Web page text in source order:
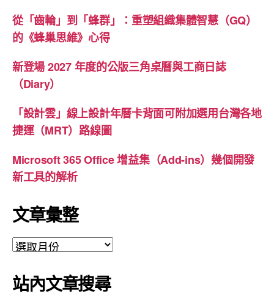
從「齒輪」到「蜂群」：重塑組織集體智慧（GQ）
的《蜂巢思維》心得
新登場 2027 年度的公版三角桌曆與工商日誌
（Diary）
「設計雲」線上設計年曆卡背面可附加選用台灣各地
捷運（MRT）路線圖
Microsoft 365 Office 增益集（Add-ins）幾個開發
新工具的解析
文章彙整
文
彙
整
站內文章搜尋